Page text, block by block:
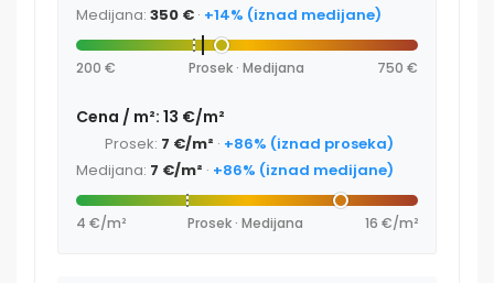
Medijana: 350 € · +14% (iznad medijane)
200 € Prosek · Medijana 750 €
Cena / m²: 13 €/m²
Prosek: 7 €/m² · +86% (iznad proseka)
Medijana: 7 €/m² · +86% (iznad medijane)
4 €/m² Prosek · Medijana 16 €/m²